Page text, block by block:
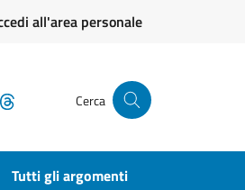
all'area personale
Cerca
Tutti gli argomenti